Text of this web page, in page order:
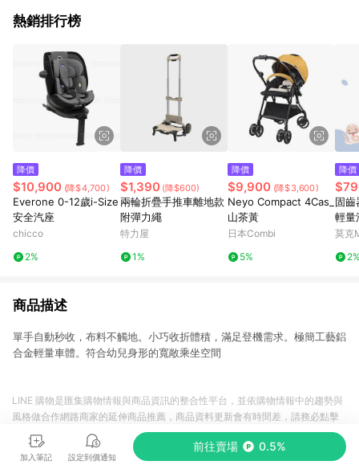
熱銷排行榜
降價
$10,900 (降$4,700)
Everone 0-12歲i-Size
安全汽座
chicco
2%
降價
$1,390 (降$600)
兩輪折疊手推車離地款
附彈力繩
特力屋
1%
降價
$9,900 (降$3,600)
Neyo Compact 4Cas_
山茶黃
日本Combi
5%
降價
固齒
輕量
莫克
商品描述
單手自動秒收，布料不觸地。小巧收折體積，滿足登機需求。極簡工藝鋁
合金輕量車體。符合幼兒身形的寬敞乘坐空間
加入筆記 設定到價通知
前往賣場 0.5%
LINE 購物是匯集購物情報與商品資訊的整合性平台，並依購物情報中的趨勢與
風格做合作網路商家的延伸商品推薦，商品資料更新會有時間差，請務必點擊
商品至各合作網路商家，確認現售價與購物條件，一切資訊以合作廠商網頁為
準。